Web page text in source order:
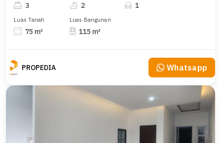
3 2 1
Luas Tanah
75 m²
Luas Bangunan
115 m²
PROPEDIA Whatsapp